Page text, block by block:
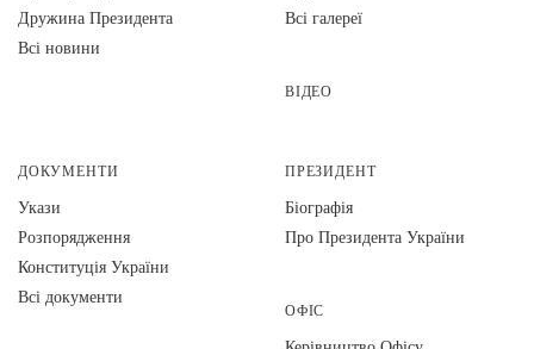
Дружина Президента
Всі новини
Всі галереї
ВІДЕО
ДОКУМЕНТИ
Укази
Розпорядження
Конституція України
Всі документи
ПРЕЗИДЕНТ
Біографія
Про Президента України
ОФІС